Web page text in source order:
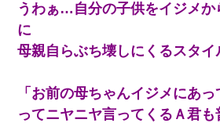
うわぁ…自分の子供をイジメか
に
母親自らぶち壊しにくるスタイ
「お前の母ちゃんイジメにあっ
ってニヤニヤ言ってくるＡ君